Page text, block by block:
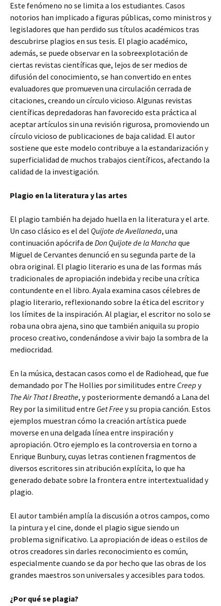
Este fenómeno no se limita a los estudiantes. Casos
notorios han implicado a figuras públicas, como ministros y
legisladores que han perdido sus títulos académicos tras
descubrirse plagios en sus tesis. El plagio académico,
además, se puede observar en la sobreexplotación de
ciertas revistas científicas que, lejos de ser medios de
difusión del conocimiento, se han convertido en entes
evaluadores que promueven una circulación cerrada de
citaciones, creando un círculo vicioso. Algunas revistas
científicas depredadoras han favorecido esta práctica al
aceptar artículos sin una revisión rigurosa, promoviendo un
círculo vicioso de publicaciones de baja calidad. El autor
sostiene que este modelo contribuye a la estandarización y
superficialidad de muchos trabajos científicos, afectando la
calidad de la investigación.
Plagio en la literatura y las artes
El plagio también ha dejado huella en la literatura y el arte.
Un caso clásico es el del Quijote de Avellaneda, una
continuación apócrifa de Don Quijote de la Mancha que
Miguel de Cervantes denunció en su segunda parte de la
obra original. El plagio literario es una de las formas más
tradicionales de apropiación indebida y recibe una crítica
contundente en el libro. Ayala examina casos célebres de
plagio literario, reflexionando sobre la ética del escritor y
los límites de la inspiración. Al plagiar, el escritor no solo se
roba una obra ajena, sino que también aniquila su propio
proceso creativo, condenándose a vivir bajo la sombra de la
mediocridad.
En la música, destacan casos como el de Radiohead, que fue
demandado por The Hollies por similitudes entre Creep y
The Air That I Breathe, y posteriormente demandó a Lana del
Rey por la similitud entre Get Freey su propia canción. Estos
ejemplos muestran cómo la creación artística puede
moverse en una delgada línea entre inspiración y
apropiación. Otro ejemplo es la controversia en torno a
Enrique Bunbury, cuyas letras contienen fragmentos de
diversos escritores sin atribución explícita, lo que ha
generado debate sobre la frontera entre intertextualidad y
plagio.
El autor también amplía la discusión a otros campos, como
la pintura y el cine, donde el plagio sigue siendo un
problema significativo. La apropiación de ideas o estilos de
otros creadores sin darles reconocimiento es común,
especialmente cuando se da por hecho que las obras de los
grandes maestros son universales y accesibles para todos.
¿Por qué se plagia?